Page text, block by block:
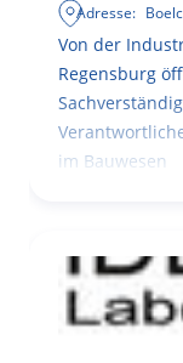
Adresse:
Von der
Regensburg
im Bauwesen